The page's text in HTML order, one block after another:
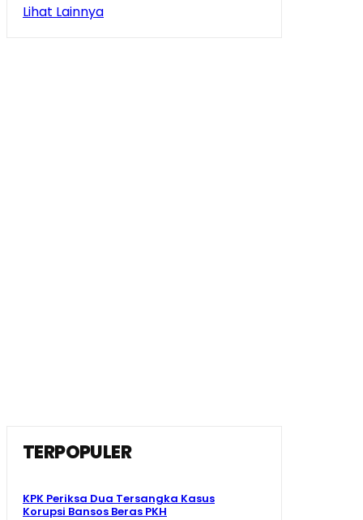
Lihat Lainnya
TERPOPULER
KPK Periksa Dua Tersangka Kasus
Korupsi Bansos Beras PKH